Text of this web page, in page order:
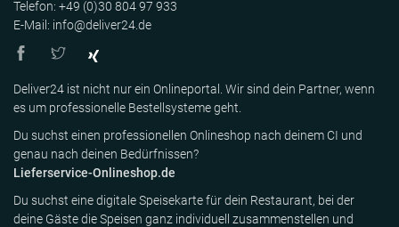
Telefon: +49 (0)30 804 97 933
E-Mail: info@deliver24.de
Deliver24 ist nicht nur ein Onlineportal. Wir sind dein Partner, wenn
es um professionelle Bestellsysteme geht.
Du suchst einen professionellen Onlineshop nach deinem CI und
genau nach deinen Bedürfnissen?
Lieferservice-Onlineshop.de
Du suchst eine digitale Speisekarte für dein Restaurant, bei der
deine Gäste die Speisen ganz individuell zusammenstellen und